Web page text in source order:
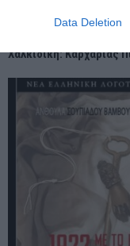
Data Deletion
Χαλκιδική: Καρχαρίας